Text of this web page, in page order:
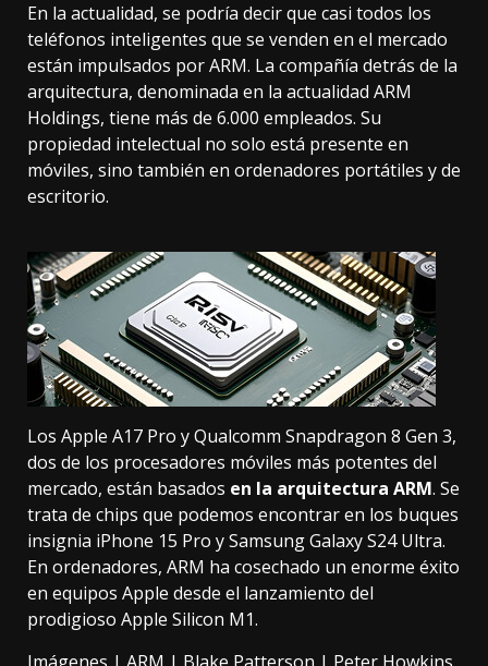
En la actualidad, se podría decir que casi todos los
teléfonos inteligentes que se venden en el mercado
están impulsados por ARM. La compañía detrás de la
arquitectura, denominada en la actualidad ARM
Holdings, tiene más de 6.000 empleados. Su
propiedad intelectual no solo está presente en
móviles, sino también en ordenadores portátiles y de
escritorio.
Los Apple A17 Pro yQualcomm Snapdragon 8 Gen 3,
dos de los procesadores móviles más potentes del
mercado, están basados en la arquitectura ARM. Se
trata de chips que podemos encontrar en los buques
insignia iPhone 15 Pro ySamsung Galaxy S24 Ultra.
En ordenadores, ARM ha cosechado un enorme éxito
en equipos Apple desde el lanzamiento del
prodigioso Apple Silicon M1.